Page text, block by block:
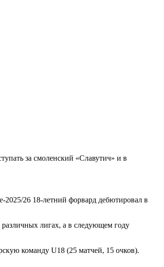
за смоленский «Славутич» и в
26 18-летний форвард дебютировал в
лигах, а в следующем году
команду U18 (25 матчей, 15 очков).